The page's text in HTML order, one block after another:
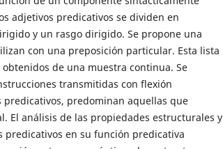
adjetivos predicativos se dividen en
y un rasgo dirigido. Se propone una
con una preposición particular. Esta lista
de una muestra continua. Se
transmitidas con flexión
predominan aquellas que
El análisis de las propiedades estructurales y
predicativos en su función predicativa